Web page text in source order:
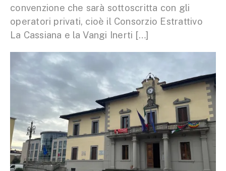
convenzione che sarà sottoscritta con gli
operatori privati, cioè il Consorzio Estrattivo
La Cassiana e la Vangi Inerti […]